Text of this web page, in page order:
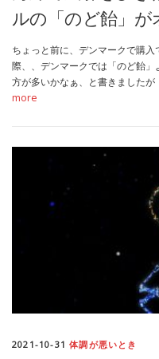
ルの「のど飴」が
ちょっと前に、デンマークで購
際、、デンマークでは「のど飴
方が多いかなぁ、と書きました
more
2021-10-31体調が悪いとき